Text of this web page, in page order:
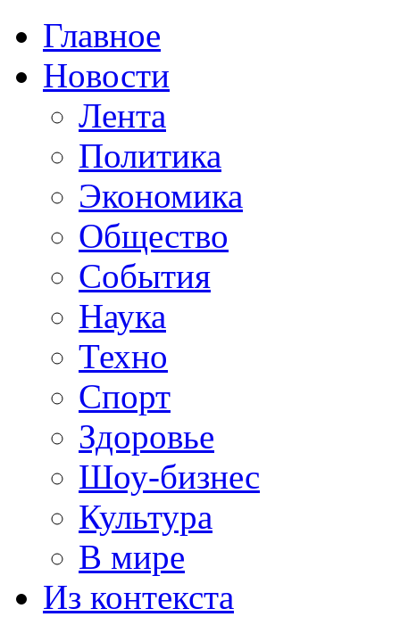
Главное
Новости
Лента
Политика
Экономика
Общество
События
Наука
Техно
Спорт
Здоровье
Шоу-бизнес
Культура
В мире
Из контекста